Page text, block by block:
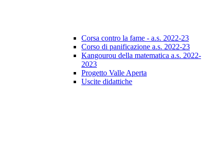
Corsa contro la fame - a.s. 2022-23
Corso di panificazione a.s. 2022-23
Kangourou della matematica a.s. 2022-
2023
Progetto Valle Aperta
Uscite didattiche